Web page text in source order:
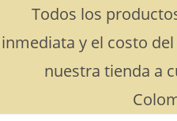
Todos los
inmediata y el costo
nuestra tienda a